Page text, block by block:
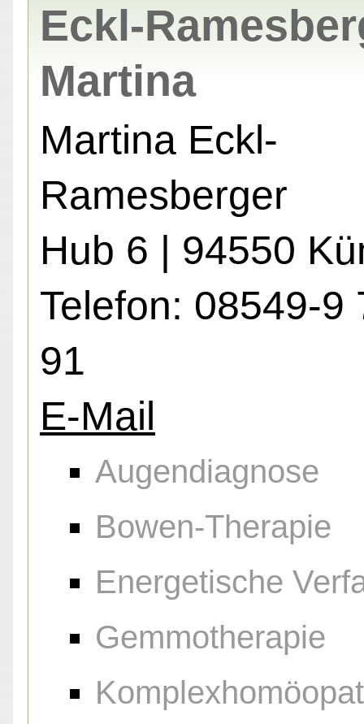
Eckl-
Martina
Martina Eckl-
Ramesberger
Hub 6 | 94550
Telefon: 08549-9
91
E-Mail
Augendiagnose
Bowen-Therapie
Energetische
Gemmotherapie